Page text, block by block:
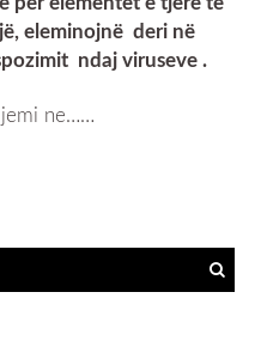
eleminojnë deri në
ndaj viruseve .
jemi ne……